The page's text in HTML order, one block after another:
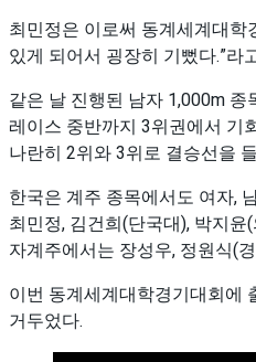
최민정은 이로써 동계세계대학
있게 되어서 굉장히 기뻤다.”라
같은 날 진행된 남자 1,000m
레이스 중반까지 3위권에서 기
나란히 2위와 3위로 결승선을
한국은 계주 종목에서도 여자,
최민정, 김건희(단국대), 박지
자계주에서는 장성우, 정원식(
이번 동계세계대학경기대회에
거두었다.